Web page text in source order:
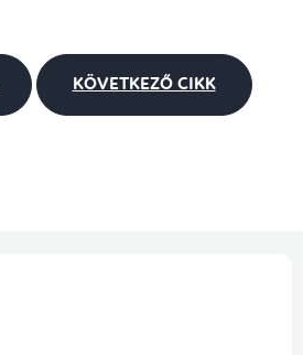
KÖVETKEZŐ CIKK